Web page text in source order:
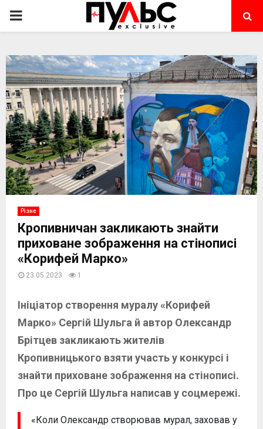
PRIMARY
Різне
Кропивничан закликають знайти
приховане зображення на стінописі
«Корифей Марко»
23.05.2023 1
Ініціатор створення муралу «Корифей
Марко» Сергій Шульга й автор Олександр
Брітцев закликають жителів
Кропивницького взяти участь у конкурсі і
знайти приховане зображення на стінописі.
Про це Сергій Шульга написав у соцмережі.
«Коли Олександр створював мурал, заховав у